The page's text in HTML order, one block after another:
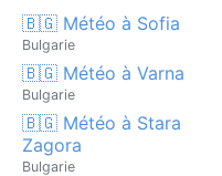
🇧🇬 Météo à Sofia
Bulgarie
🇧🇬 Météo à Varna
Bulgarie
🇧🇬 Météo à Stara
Zagora
Bulgarie